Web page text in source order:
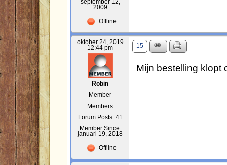
september 12,
2009
Offline
oktober 24, 2019
12:44 pm
Robin
Member
Members
Forum Posts: 41
Member Since:
januari 19, 2018
Offline
15
Mijn bestelling klopt